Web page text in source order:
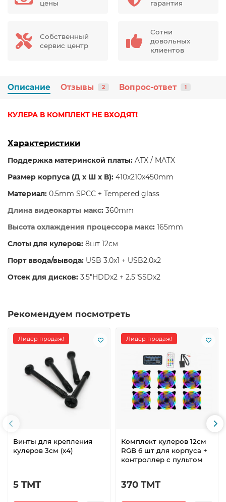
цены
гарантия
Собственный
сервис центр
Сотни
довольных
клиентов
Описание Отзывы 2 Вопрос-ответ 1
КУЛЕРА В КОМПЛЕКТ НЕ ВХОДЯТ!
Характеристики
Поддержка материнской платы: ATX / MATX
Размер корпуса (Д х Ш х В): 410х210х450mm
Материал: 0.5mm SPCC + Tempered glass
Длина видеокарты макс: 360mm
Высота охлаждения процессора макс: 165mm
Слоты для кулеров: 8шт 12см
Порт ввода/вывода: USB 3.0х1 + USB2.0х2
Отсек для дисков: 3.5"HDDх2 + 2.5"SSDх2
Рекомендуем посмотреть
Лидер продаж!
Винты для крепления
кулеров 3см (x4)
5 TMT
Лидер продаж!
Комплект кулеров 12см
RGB 6 шт для корпуса +
контроллер с пультом
370 TMT